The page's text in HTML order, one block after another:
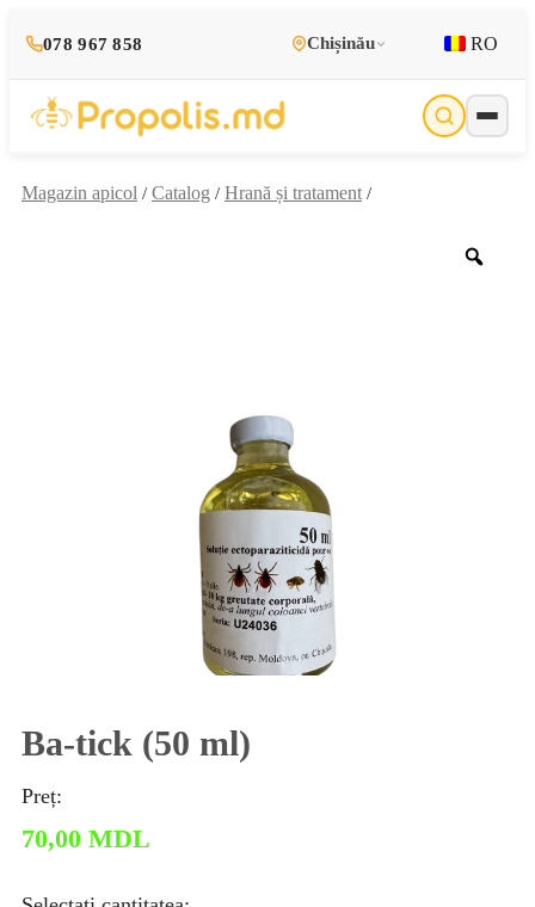
078 967 858 Chișinău RO
Magazin apicol / Catalog / Hrană și tratament /
Ba-tick (50 ml)
Preț:
70,00 MDL